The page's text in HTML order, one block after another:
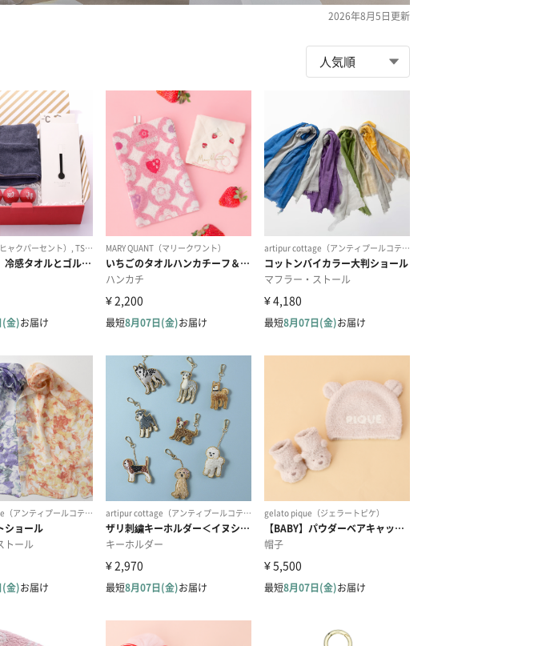
2026年8月5日更新